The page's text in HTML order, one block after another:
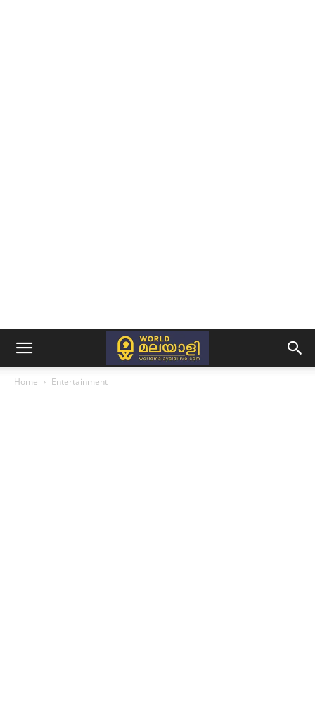
Home Entertainment